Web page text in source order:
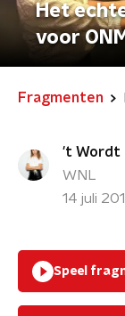
Het
voor
Fragmenten
't Wordt
WNL
14 juli
Speel